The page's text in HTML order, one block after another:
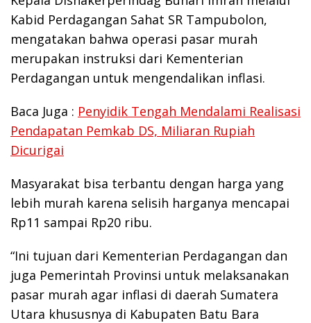
Kabid Perdagangan Sahat SR Tampubolon,
mengatakan bahwa operasi pasar murah
merupakan instruksi dari Kementerian
Perdagangan untuk mengendalikan inflasi.
Baca Juga : Penyidik Tengah Mendalami Realisasi
Pendapatan Pemkab DS, Miliaran Rupiah
Dicurigai
Masyarakat bisa terbantu dengan harga yang
lebih murah karena selisih harganya mencapai
Rp11 sampai Rp20 ribu.
“Ini tujuan dari Kementerian Perdagangan dan
juga Pemerintah Provinsi untuk melaksanakan
pasar murah agar inflasi di daerah Sumatera
Utara khususnya di Kabupaten Batu Bara